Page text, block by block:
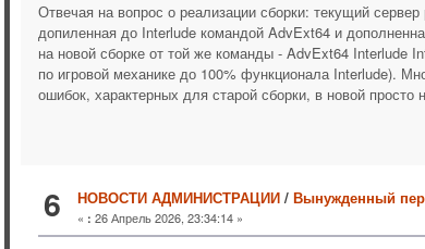
Отвечая на вопрос о реализации сборки: текущий
допиленная до Interlude командой AdvExt64 и
на новой сборке от той же команды - AdvExt64 Interlude
по игровой механике до 100% функционала Interlude).
ошибок, характерных для старой сборки, в новой просто
6 НОВОСТИ АДМИНИСТРАЦИИ/ Вынужденный
« : 26 Апрель 2026, 23:34:14 »